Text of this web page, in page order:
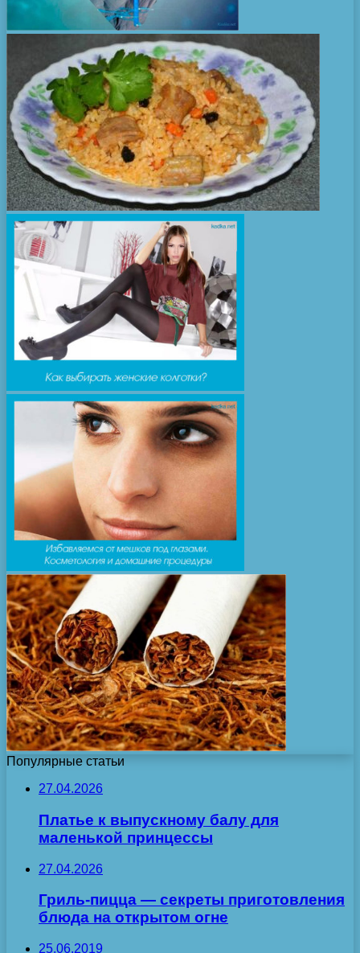
Популярные статьи
27.04.2026
Платье к выпускному балу для
маленькой принцессы
27.04.2026
Гриль-пицца — секреты приготовления
блюда на открытом огне
25.06.2019